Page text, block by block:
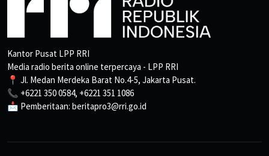
Kantor Pusat LPP RRI
Media radio berita online terpercaya - LPP RRI
📍 Jl. Medan Merdeka Barat No.4-5, Jakarta Pusat.
📞 +6221 350 0584, +6221 351 1086
📩 Pemberitaan: beritapro3@rri.go.id